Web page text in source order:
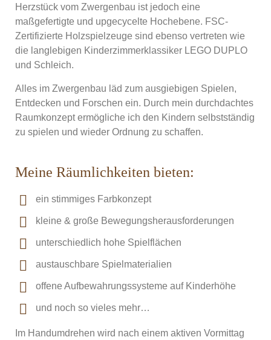
Herzstück vom Zwergenbau ist jedoch eine
maßgefertigte und upgecycelte Hochebene. FSC-
Zertifizierte Holzspielzeuge sind ebenso vertreten wie
die langlebigen Kinderzimmerklassiker LEGO DUPLO
und Schleich.
Alles im Zwergenbau läd zum ausgiebigen Spielen,
Entdecken und Forschen ein. Durch mein durchdachtes
Raumkonzept ermögliche ich den Kindern selbstständig
zu spielen und wieder Ordnung zu schaffen.
Meine Räumlichkeiten bieten:
ein stimmiges Farbkonzept
kleine & große Bewegungsherausforderungen
unterschiedlich hohe Spielflächen
austauschbare Spielmaterialien
offene Aufbewahrungssysteme auf Kinderhöhe
und noch so vieles mehr…
Im Handumdrehen wird nach einem aktiven Vormittag